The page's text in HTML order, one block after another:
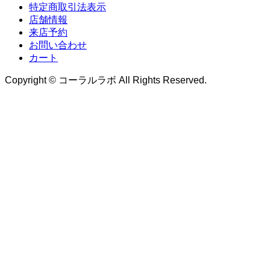
特定商取引法表示
店舗情報
来店予約
お問い合わせ
カート
Copyright © コーラルラボ All Rights Reserved.